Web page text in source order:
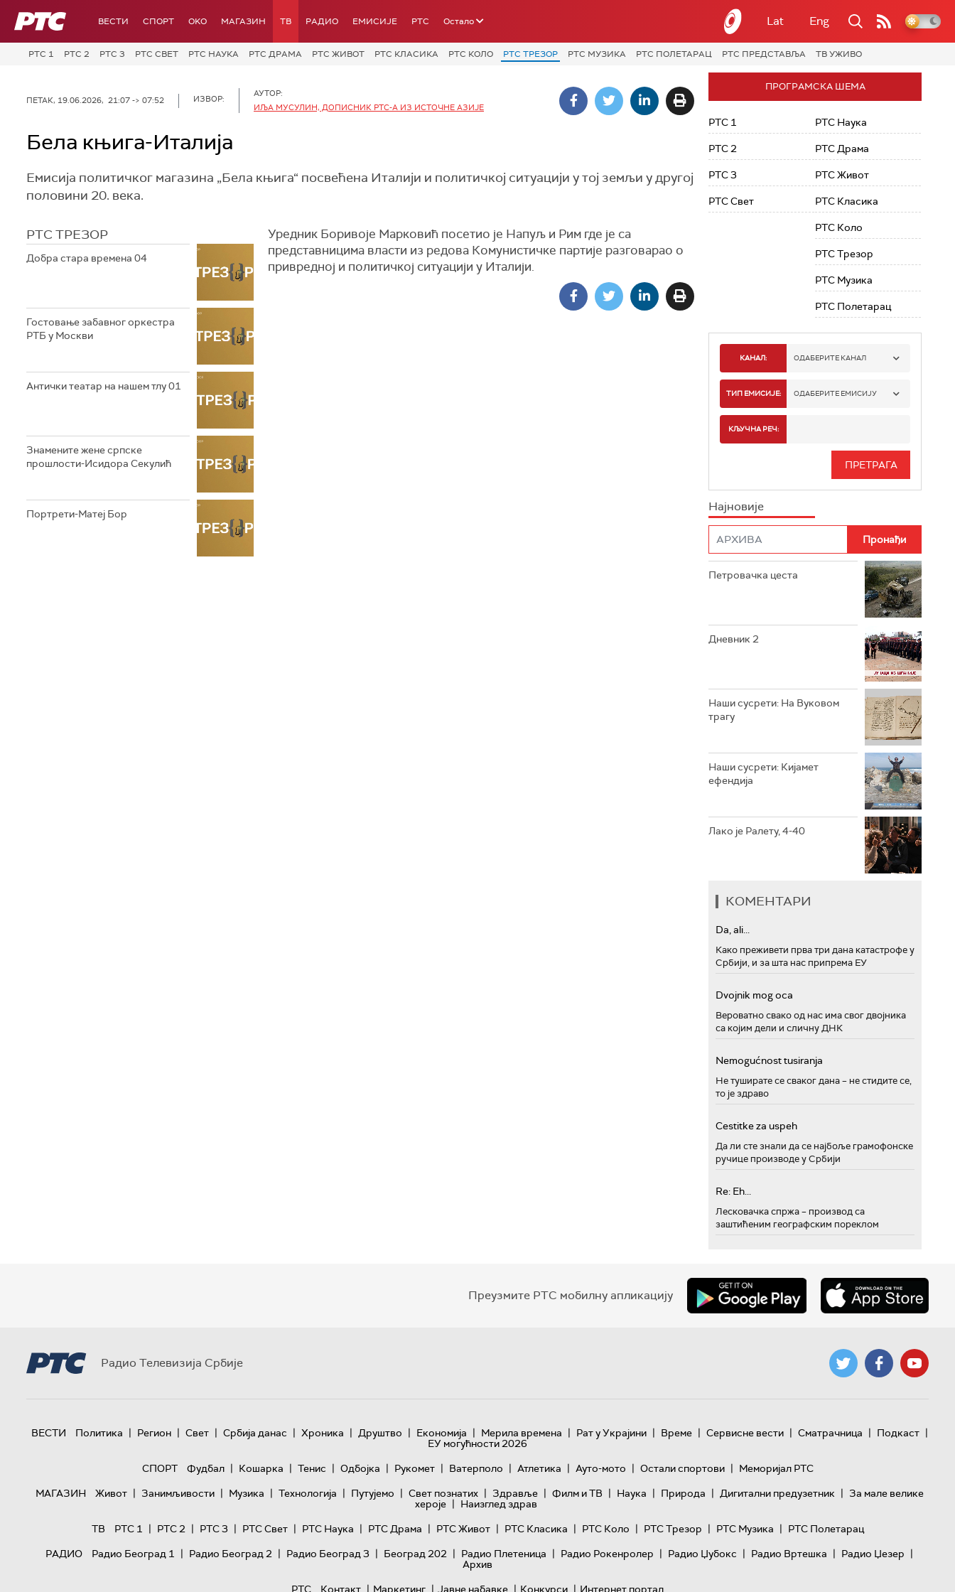
РТС ВЕСТИ СПОРТ OKO МАГАЗИН ТВ РАДИО ЕМИСИЈЕ РТС Остало Lat Eng
РТС 1 РТС 2 РТС 3 РТС СВЕТ РТС НАУКА РТС ДРАМА РТС ЖИВОТ РТС КЛАСИКА РТС КОЛО РТС ТРЕЗОР РТС МУЗИКА РТС ПОЛЕТАРАЦ РТС ПРЕДСТАВЉА ТВ УЖИВО
ПЕТАК, 19.06.2026, 21:07 -> 07:52 ИЗВОР:
АУТОР:
ИЉА МУСУЛИН, ДОПИСНИК РТС-А ИЗ ИСТОЧНЕ АЗИЈЕ
Бела књига-Италија
Емисија политичког магазина „Бела књига“ посвећена Италији и политичкој ситуацији у тој земљи у другој
половини 20. века.
РТС ТРЕЗОР
Добра стара времена 04
Гостовање забавног оркестра
РТБ у Москви
Антички театар на нашем тлу 01
Знамените жене српске
прошлости-Исидора Секулић
Портрети-Матеј Бор
Уредник Боривоје Марковић посетио је Напуљ и Рим где је са
представницима власти из редова Комунистичке партије разговарао о
привредној и политичкој ситуацији у Италији.
ПРОГРАМСКА ШЕМА
РТС 1
РТС 2
РТС 3
РТС Свет
РТС Наука
РТС Драма
РТС Живот
РТС Класика
РТС Коло
РТС Трезор
РТС Музика
РТС Полетарац
КАНАЛ: ОДАБЕРИТЕ КАНАЛ
РТС 1
РТС 3
РТС КЛАСИКА
РТС ТРЕЗОР
РТС МУЗИКА
РТС ПОЛЕТАРАЦ
ТИП ЕМИСИЈЕ: ОДАБЕРИТЕ ЕМИСИЈУ
КЉУЧНА РЕЧ:
Најновије
Петровачка цеста
Дневник 2
Наши сусрети: На Вуковом
трагу
Наши сусрети: Кијамет
ефендија
Лако је Ралету, 4-40
КОМЕНТАРИ
Da, ali...
Како преживети прва три дана катастрофе у
Србији, и за шта нас припрема ЕУ
Dvojnik mog oca
Вероватно свако од нас има свог двојника
са којим дели и сличну ДНК
Nemogućnost tusiranja
Не туширате се сваког дана – не стидите се,
то је здраво
Cestitke za uspeh
Да ли сте знали да се најбоље грамофонске
ручице производе у Србији
Re: Eh...
Лесковачка спржа – производ са
заштићеним географским пореклом
Преузмите РТС мобилну апликацију
Радио Телевизија Србије
ВЕСТИ Политика | Регион | Свет | Србија данас | Хроника | Друштво | Економија | Мерила времена | Рат у Украјини | Време | Сервисне вести | Сматрачница | Подкаст |
ЕУ могућности 2026
СПОРТ
Фудбал | Кошарка | Тенис | Одбојка | Рукомет | Ватерполо | Атлетика | Ауто-мото | Остали спортови | Меморијал РТС
МАГАЗИН
Живот | Занимљивости | Музика | Технологијa | Путујемо | Свет познатих | Здравље | Филм и ТВ | Наука | Природа | Дигитални предузетник | За мале велике
хероје | Наизглед здрав
ТВ
РТС 1 | РТС 2 | РТС 3 | РТС Свет | РТС Наука | РТС Драма | РТС Живот | РТС Класика | РТС Коло | РТС Трезор | РТС Музика | РТС Полетарац
РАДИО
Радио Београд 1 | Радио Београд 2 | Радио Београд 3 | Београд 202 | Радио Плетеница | Радио Рокенролер | Радио Џубокс | Радио Вртешка | Радио Џезер |
Архив
РТС
Контакт | Маркетинг | Јавне набавке | Конкурси | Интернет портал